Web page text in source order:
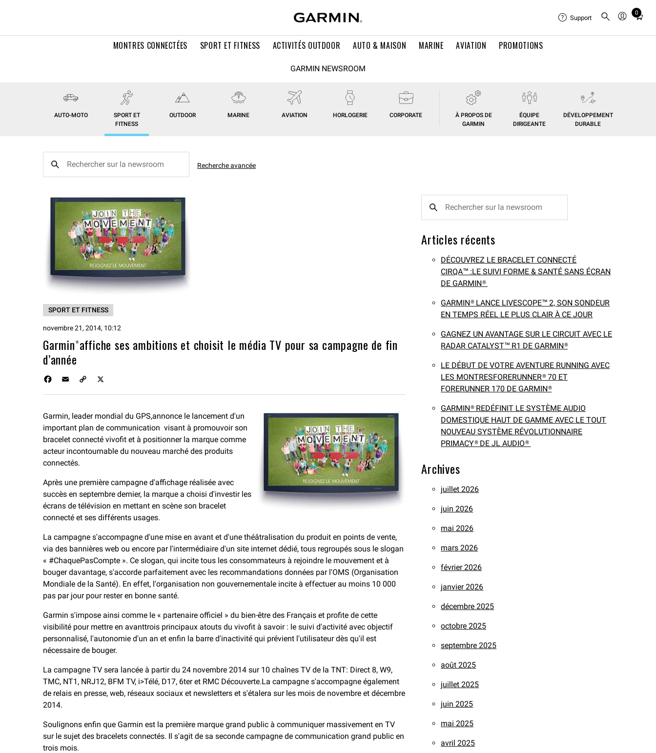
MONTRES CONNECTÉES SPORT ET FITNESS ACTIVITÉS OUTDOOR AUTO & MAISON MARINE AVIATION PROMOTIONS
Support
0
Total
in
GARMIN NEWSROOM
AUTO-MOTO
SPORT ET
FITNESS
OUTDOOR MARINE AVIATION HORLOGERIE CORPORATE
À PROPOS DE
GARMIN
ÉQUIPE
DIRIGEANTE
DÉVELOPPEMENT
DURABLE
Recherche avancée
SPORT ET FITNESS
novembre 21, 2014, 10:12
Garmin®affiche ses ambitions et choisit le média TV pour sa campagne de fin
d’année
b
o
o
L
i
n
Garmin, leader mondial du GPS,annonce le lancement d'un
important plan de communication visant à promouvoir son
bracelet connecté vivofit et à positionner la marque comme
acteur incontournable du nouveau marché des produits
connectés.
Après une première campagne d'affichage réalisée avec
succès en septembre dernier, la marque a choisi d'investir les
écrans de télévision en mettant en scène son bracelet
connecté et ses différents usages.
La campagne s'accompagne d'une mise en avant et d'une théâtralisation du produit en points de vente,
via des bannières web ou encore par l'intermédiaire d'un site internet dédié, tous regroupés sous le slogan
« #ChaquePasCompte ». Ce slogan, qui incite tous les consommateurs à rejoindre le mouvement et à
bouger davantage, s'accorde parfaitement avec les recommandations données par l'OMS (Organisation
Mondiale de la Santé). En effet, l'organisation non gouvernementale incite à effectuer au moins 10 000
pas par jour pour rester en bonne santé.
Garmin s'impose ainsi comme le « partenaire officiel » du bien-être des Français et profite de cette
visibilité pour mettre en avanttrois principaux atouts du vivofit à savoir : le suivi d'activité avec objectif
personnalisé, l'autonomie d'un an et enfin la barre d'inactivité qui prévient l'utilisateur dès qu'il est
nécessaire de bouger.
La campagne TV sera lancée à partir du 24 novembre 2014 sur 10 chaînes TV de la TNT: Direct 8, W9,
TMC, NT1, NRJ12, BFM TV, i>Télé, D17, 6ter et RMC Découverte.La campagne s'accompagne également
de relais en presse, web, réseaux sociaux et newsletters et s'étalera sur les mois de novembre et décembre
2014.
Soulignons enfin que Garmin est la première marque grand public à communiquer massivement en TV
sur le sujet des bracelets connectés. Il s'agit de sa seconde campagne de communication grand public en
trois mois.
Articles récents
DÉCOUVREZ LE BRACELET CONNECTÉ
CIRQA™ :LE SUIVI FORME & SANTÉ SANS ÉCRAN
DE GARMIN®
GARMIN® LANCE LIVESCOPE™ 2, SON SONDEUR
EN TEMPS RÉEL LE PLUS CLAIR À CE JOUR
GAGNEZ UN AVANTAGE SUR LE CIRCUIT AVEC LE
RADAR CATALYST™ R1 DE GARMIN®
LE DÉBUT DE VOTRE AVENTURE RUNNING AVEC
LES MONTRESFORERUNNER® 70 ET
FORERUNNER 170 DE GARMIN®
GARMIN® REDÉFINIT LE SYSTÈME AUDIO
DOMESTIQUE HAUT DE GAMME AVEC LE TOUT
NOUVEAU SYSTÈME RÉVOLUTIONNAIRE
PRIMACY® DE JL AUDIO®
Archives
juillet 2026
juin 2026
mai 2026
mars 2026
février 2026
janvier 2026
décembre 2025
octobre 2025
septembre 2025
août 2025
juillet 2025
juin 2025
mai 2025
avril 2025